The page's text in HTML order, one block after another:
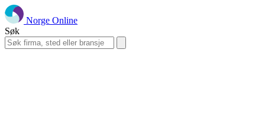
Norge Online
Søk